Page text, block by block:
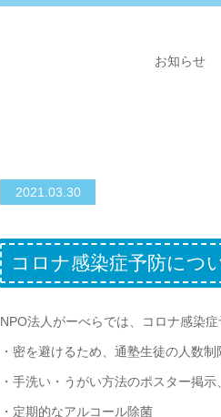
お知らせ
2021.03.30
コロナ感染症予防につ
NPO法人がーべらでは、コロナ感染
・密を避けるため、通塾生徒の人数制
・手洗い・うがい方法のポスター掲
・定期的なアルコール除菌